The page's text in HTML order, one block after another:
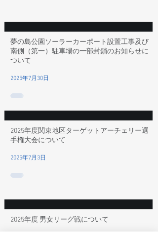
夢の島公園ソーラーカーポート設置工事及び
南側（第一）駐車場の一部封鎖のお知らせに
ついて
2025年7月30日
2025年度関東地区ターゲットアーチェリー選
手権大会について
2025年7月3日
2025年度 男女リーグ戦について